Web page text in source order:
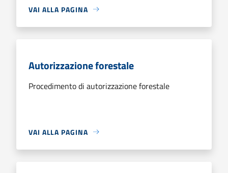
VAI ALLA PAGINA
Autorizzazione forestale
Procedimento di autorizzazione forestale
VAI ALLA PAGINA